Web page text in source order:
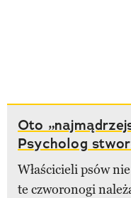
Oto
Psycholog
Właścicieli psów
te czworonogi